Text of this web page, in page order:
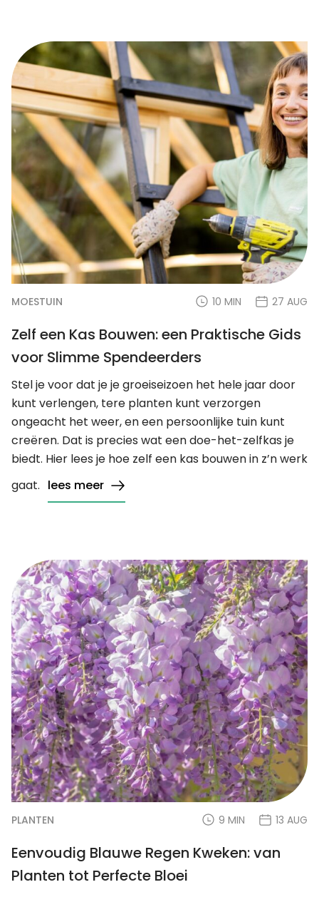
MOESTUIN 10 MIN 27 AUG
Zelf een Kas Bouwen: een Praktische Gids
voor Slimme Spendeerders
Stel je voor dat je je groeiseizoen het hele jaar door
kunt verlengen, tere planten kunt verzorgen
ongeacht het weer, en een persoonlijke tuin kunt
creëren. Dat is precies wat een doe-het-zelfkas je
biedt. Hier lees je hoe zelf een kas bouwen in z’n werk
gaat. lees meer
PLANTEN 9 MIN 13 AUG
Eenvoudig Blauwe Regen Kweken: van
Planten tot Perfecte Bloei